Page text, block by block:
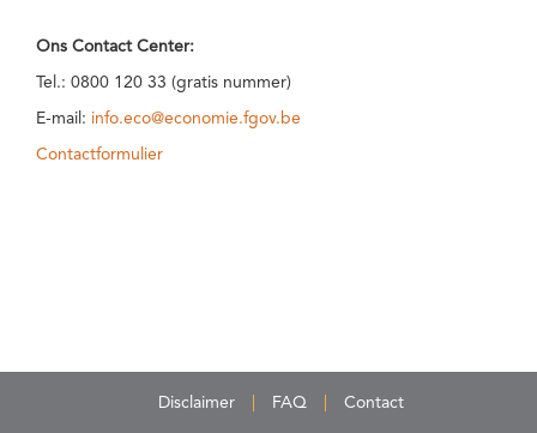
Ons Contact Center:
Tel.: 0800 120 33 (gratis nummer)
E-mail: info.eco@economie.fgov.be
Contactformulier
Disclaimer FAQ Contact